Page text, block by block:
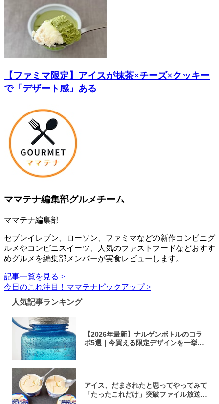
【ファミマ限定】アイスが抹茶×チーズ×クッキー
で「デザート感」ある
ママテナ編集部グルメチーム
ママテナ編集部
セブンイレブン、ローソン、ファミマなどの新作コンビニグ
ルメやコンビニスイーツ、人気のファストフードなどおすす
めグルメを編集部メンバーが実食レビューします。
記事一覧を見る >
今日のこれ注目！ママテナピックアップ >
人気記事ランキング
【2026年最新】ナルゲンボトルのコラ
ボ5選｜今買える限定デザインを一挙紹
アイス、だまされたと思ってやってみて
「たったこれだけ」突破ファイル放送で